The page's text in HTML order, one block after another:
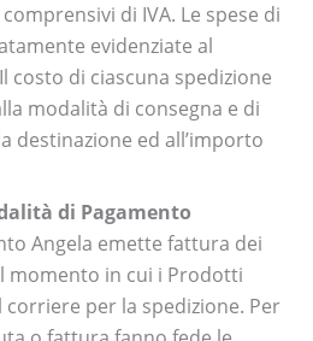
di IVA. Le spese di
evidenziate al
costo di ciascuna spedizione
modalità di consegna e di
destinazione ed all’importo
di Pagamento
Angela emette fattura dei
momento in cui i Prodotti
per la spedizione. Per